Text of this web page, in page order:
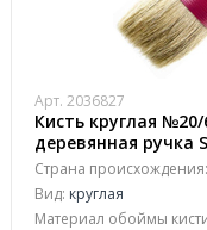
Арт. 2036827
Кисть круглая
деревянная ручка
Страна происхождения:
Вид: круглая
Материал обоймы